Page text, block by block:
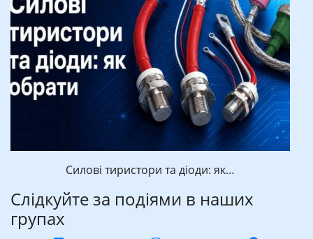
Силові тиристори та діоди: як…
Слідкуйте за подіями в наших
групах